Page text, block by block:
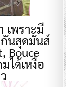
เพราะมี
กันสุดมันส์
Bouce
ได้เหงื่อ